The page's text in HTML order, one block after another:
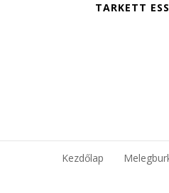
TARKETT
Kezdőlap